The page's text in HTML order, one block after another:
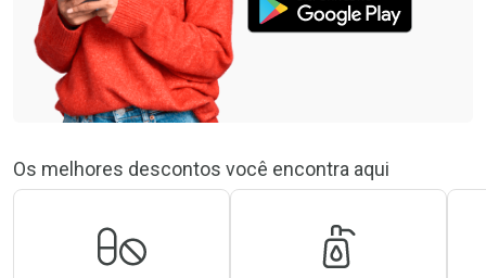
Os melhores descontos você encontra aqui